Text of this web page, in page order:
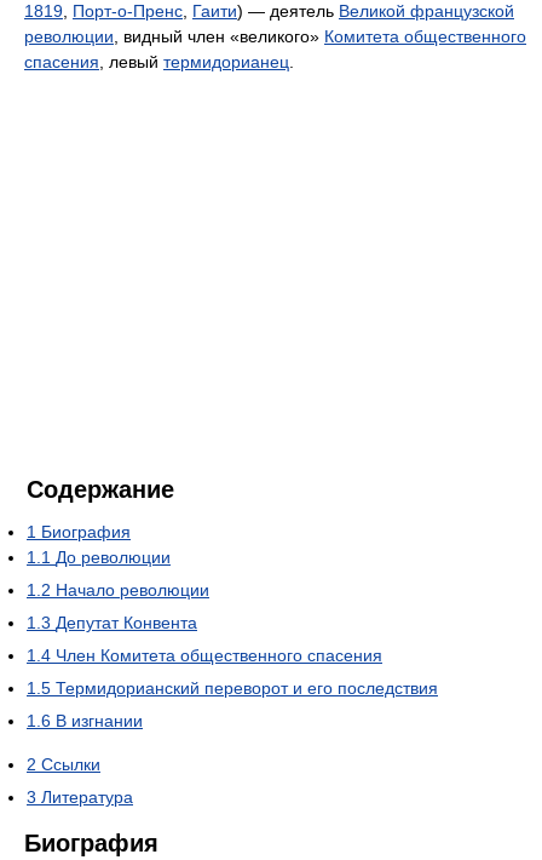
1819 Порт-о-Пренс Гаити) — деятель Великой французской
революции , видный член «великого» Комитета общественного
спасения , левый термидорианец
Содержание
1 Биография
1.1 До революции
1.2 Начало революции
1.3 Депутат Конвента
1.4 Член Комитета общественного спасения
1.5 Термидорианский переворот и его последствия
1.6 В изгнании
2 Ссылки
3 Литература
Биография